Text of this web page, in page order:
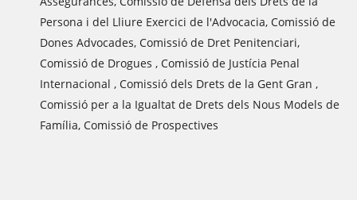
Persona i del Lliure Exercici de l'Advocacia, Comissió de
Dones Advocades, Comissió de Dret Penitenciari,
Comissió de Drogues , Comissió de Justícia Penal
Internacional , Comissió dels Drets de la Gent Gran ,
Comissió per a la Igualtat de Drets dels Nous Models de
Família, Comissió de Prospectives